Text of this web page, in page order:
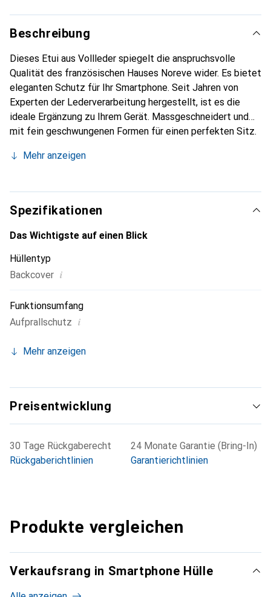
Beschreibung
Dieses Etui aus Vollleder spiegelt die anspruchsvolle
Qualität des französischen Hauses Noreve wider. Es bietet
eleganten Schutz für Ihr Smartphone. Seit Jahren von
Experten der Lederverarbeitung hergestellt, ist es die
ideale Ergänzung zu Ihrem Gerät. Massgeschneidert und
mit fein geschwungenen Formen für einen perfekten Sitz.
Smartphone. Die Marke Noreve ist international für ihre
für den anspruchsvollen Kunden.
Mehr anzeigen
Spezifikationen
Das Wichtigste auf einen Blick
Hüllentyp
Backcover i
Funktionsumfang
Aufprallschutz i
Mehr anzeigen
Preisentwicklung
30 Tage Rückgaberecht
Rückgaberichtlinien
24 Monate Garantie (Bring-In)
Garantierichtlinien
Produkte vergleichen
Verkaufsrang in Smartphone Hülle